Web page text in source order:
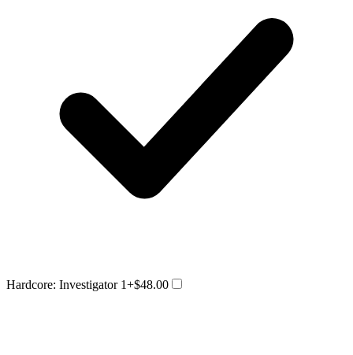
Hardcore: Investigator 1+$48.00